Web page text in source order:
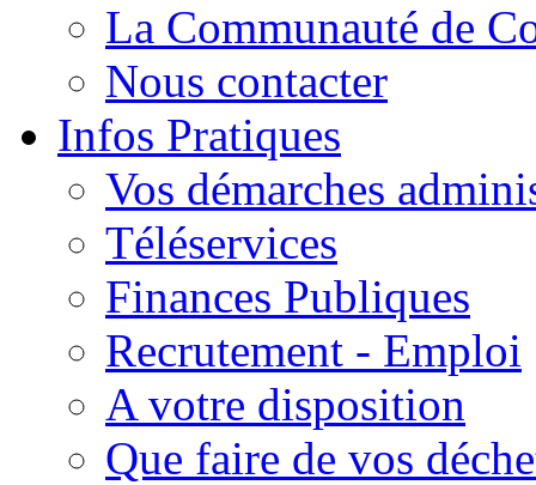
La Communauté de
Nous contacter
Infos Pratiques
Vos démarches
Téléservices
Finances Publiques
Recrutement - Emploi
A votre disposition
Que faire de vos